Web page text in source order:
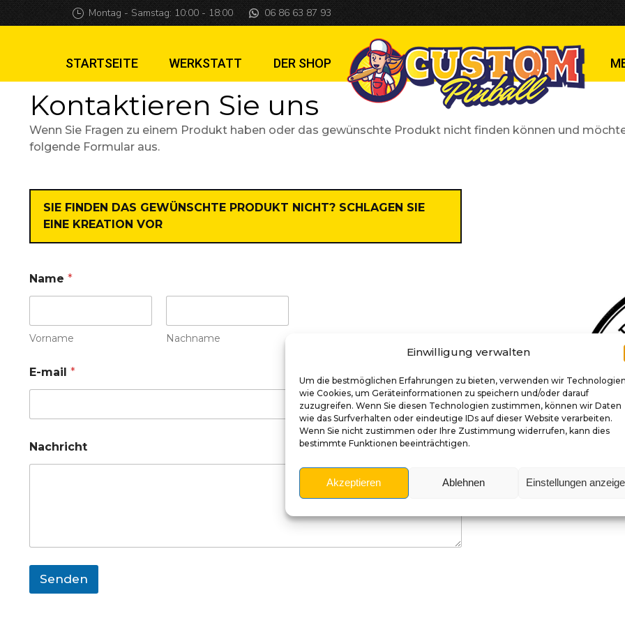
Einwilligung verwalten
Um die bestmöglichen Erfahrungen zu bieten, verwenden wir
wie Cookies, um Geräteinformationen zu speichern und/oder darauf
zuzugreifen. Wenn Sie diesen Technologien zustimmen, können wir Daten
wie das Surfverhalten oder eindeutige IDs auf dieser Website verarbeiten.
Wenn Sie nicht zustimmen oder Ihre Zustimmung widerrufen, kann dies
bestimmte Funktionen beeinträchtigen.
Akzeptieren Ablehnen Einstellungen
Montag - Samstag: 10:00 - 18:00 06 86 63 87 93
STARTSEITE WERKSTATT DER SHOP
Kontaktieren Sie uns
Wenn Sie Fragen zu einem Produkt haben oder das gewünschte Produkt nicht finden können und
folgende Formular aus.
SIE FINDEN DAS GEWÜNSCHTE PRODUKT NICHT? SCHLAGEN SIE
EINE KREATION VOR
Name *
Vorname Nachname
E-mail *
Nachricht
Senden